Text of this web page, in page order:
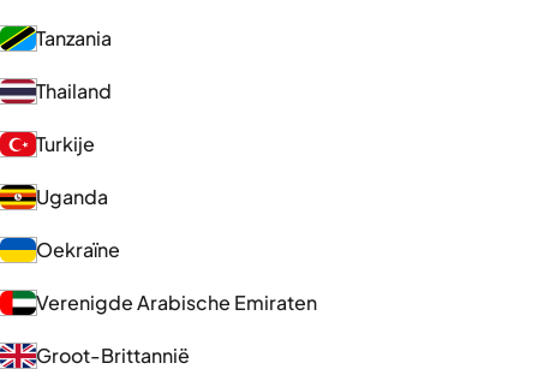
Tanzania
Thailand
Turkije
Uganda
Oekraïne
Verenigde Arabische Emiraten
Groot-Brittannië